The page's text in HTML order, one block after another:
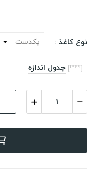
نوع کاغذ :
جدول اندازه